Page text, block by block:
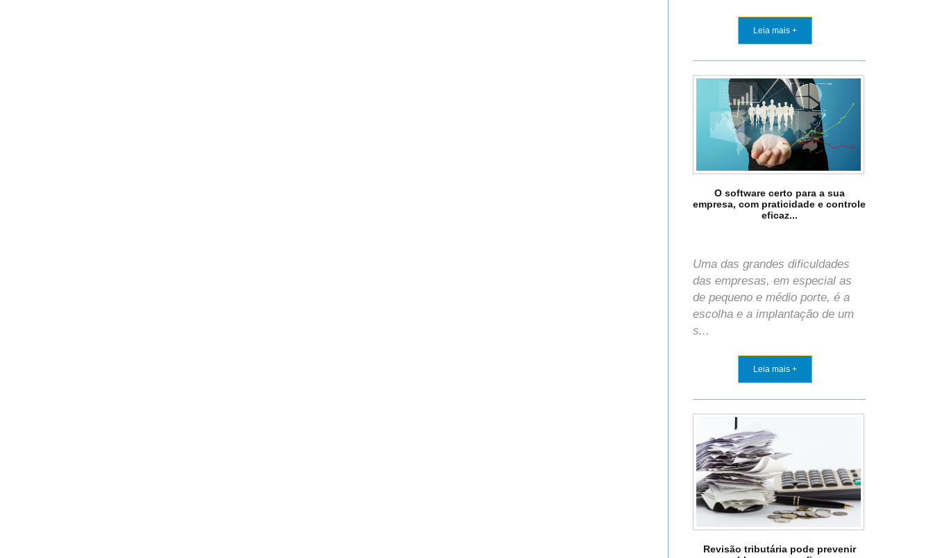
Leia mais +
O software certo para a sua
empresa, com praticidade e controle
eficaz...
Uma das grandes dificuldades
das empresas, em especial as
de pequeno e médio porte, é a
escolha e a implantação de um
s...
Leia mais +
Revisão tributária pode prevenir